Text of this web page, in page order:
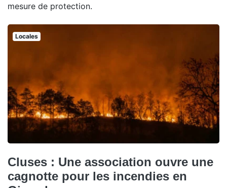
mesure de protection.
Locales
Cluses : Une association ouvre une
cagnotte pour les incendies en